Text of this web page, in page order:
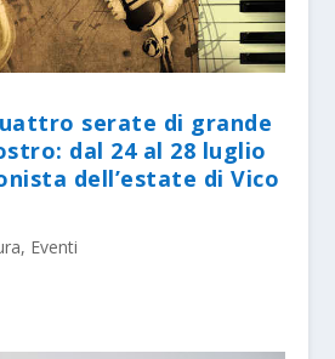
serate di grande
dal 24 al 28 luglio
dell’estate di Vico
, Eventi